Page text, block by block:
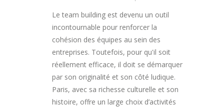
Le team building est devenu un outil
incontournable pour renforcer la
cohésion des équipes au sein des
entreprises. Toutefois, pour qu'il soit
réellement efficace, il doit se démarquer
par son originalité et son côté ludique.
Paris, avec sa richesse culturelle et son
histoire, offre un large choix d’activités